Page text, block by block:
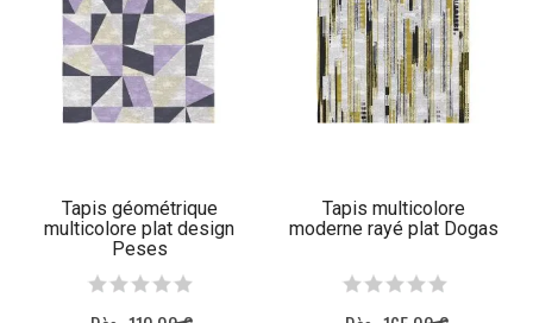
Tapis géométrique
multicolore plat design
Peses
Tapis multicolore
moderne rayé plat Dogas